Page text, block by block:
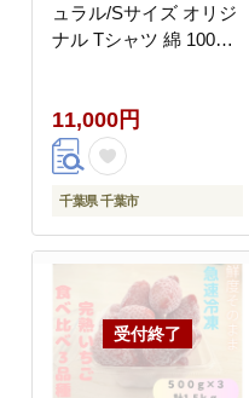
ュラル/Sサイズ オリジ
ナル Tシャツ 綿 100％
11,000円
千葉県 千葉市